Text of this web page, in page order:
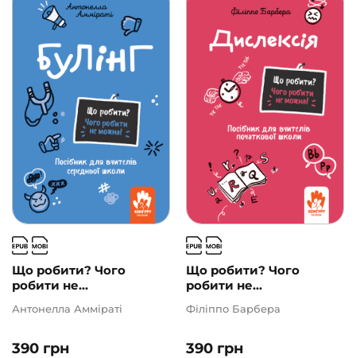
Що робити? Чого
робити не...
390 грн
Антонелла Амміраті
Що робити? Чого
робити не...
390 грн
Філіппо Барбера